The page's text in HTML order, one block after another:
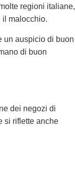
regioni italiane,
il malocchio.
un auspicio di buon
di buon
dei negozi di
si riflette anche